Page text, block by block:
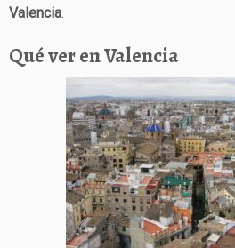
Valencia.
Qué ver en Valencia